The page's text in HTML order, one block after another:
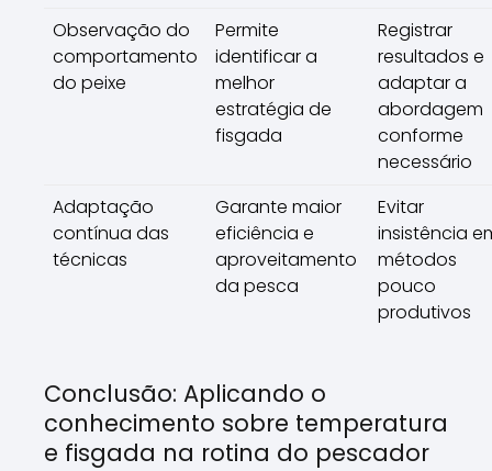
Observação do
comportamento
do peixe
Permite
identificar a
melhor
estratégia de
fisgada
Registrar
resultados e
adaptar a
abordagem
conforme
necessário
Adaptação
contínua das
técnicas
Garante maior
eficiência e
aproveitamento
da pesca
Evitar
insistência
métodos
pouco
produtivos
Conclusão: Aplicando o
conhecimento sobre temperatura
e fisgada na rotina do pescador